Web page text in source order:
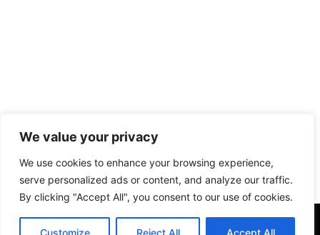
We value your privacy
We use cookies to enhance your browsing experience,
serve personalized ads or content, and analyze our traffic.
By clicking "Accept All", you consent to our use of cookies.
Customize Reject All Accept All